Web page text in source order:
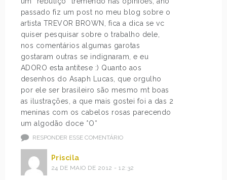
passado fiz um post no meu blog sobre o
artista TREVOR BROWN, fica a dica se vc
quiser pesquisar sobre o trabalho dele,
nos comentários algumas garotas
gostaram outras se indignaram, e eu
ADORO esta antítese :) Quanto aos
desenhos do Asaph Lucas, que orgulho
por ele ser brasileiro são mesmo mt boas
as ilustrações, a que mais gostei foi a das 2
meninas com os cabelos rosas parecendo
um algodão doce *O*
RESPONDER ESSE COMENTÁRIO
Priscila
24 DE MAIO DE 2012 - 12:32